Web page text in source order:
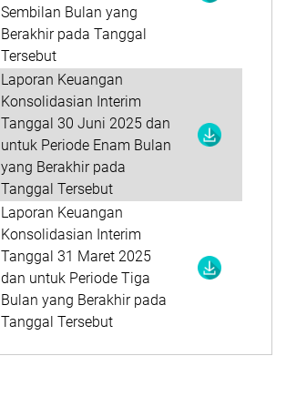
Sembilan Bulan yang
Berakhir pada Tanggal
Tersebut
Laporan Keuangan
Konsolidasian Interim
Tanggal 30 Juni 2025 dan
untuk Periode Enam Bulan
yang Berakhir pada
Tanggal Tersebut
Laporan Keuangan
Konsolidasian Interim
Tanggal 31 Maret 2025
dan untuk Periode Tiga
Bulan yang Berakhir pada
Tanggal Tersebut